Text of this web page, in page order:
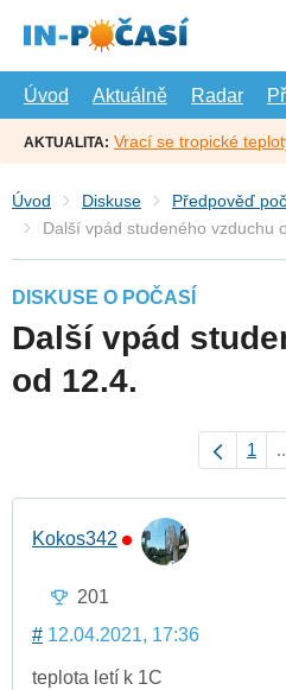
hlavní
Úvod
Aktuálně Radar
AKTUALITA: Vrací se tropické
Úvod Diskuse
Předpověď
Další vpád studeného vzduchu
DISKUSE O POČASÍ
Další vpád
od 12.4.
1
Kokos342
201
# 12.04.2021, 17:36
teplota letí k 1C